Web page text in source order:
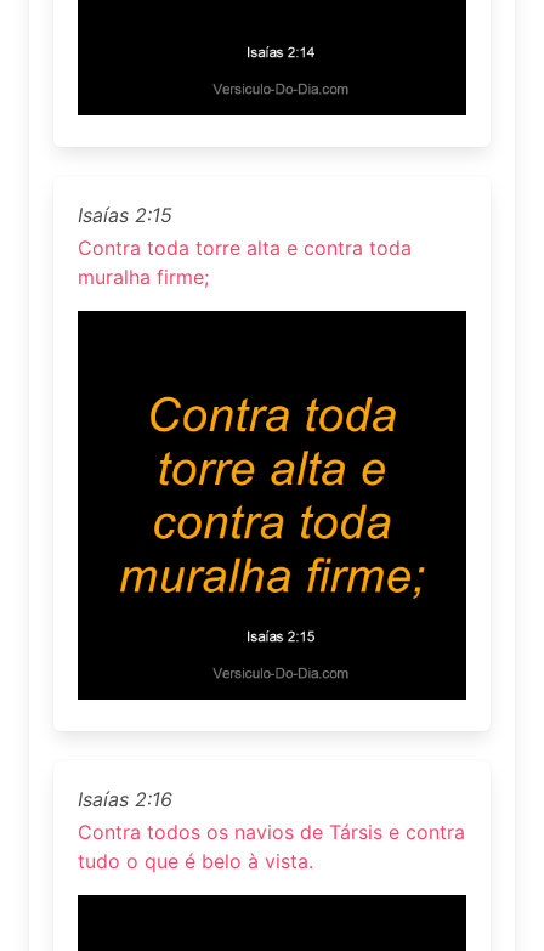
Isaías 2:15
Contra toda torre alta e contra toda
muralha firme;
Isaías 2:16
Contra todos os navios de Társis e contra
tudo o que é belo à vista.